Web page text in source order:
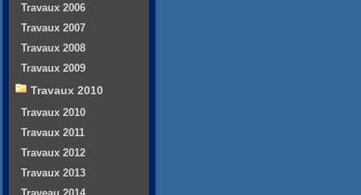
Travaux 2006
Travaux 2007
Travaux 2008
Travaux 2009
Travaux 2010
Travaux 2010
Travaux 2011
Travaux 2012
Travaux 2013